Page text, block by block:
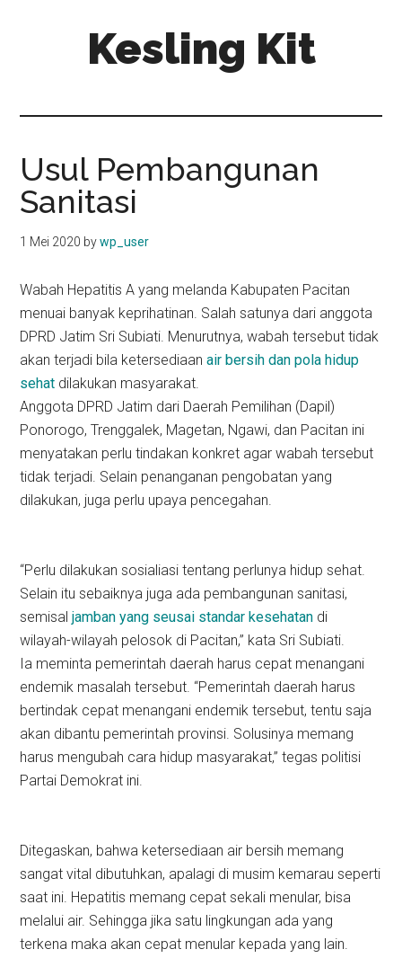
Kesling Kit
Usul Pembangunan
Sanitasi
1 Mei 2020 bywp_user
Wabah Hepatitis A yang melanda Kabupaten Pacitan
menuai banyak keprihatinan. Salah satunya dari anggota
DPRD Jatim Sri Subiati. Menurutnya, wabah tersebut tidak
akan terjadi bila ketersediaanair bersih dan pola hidup
sehat dilakukan masyarakat.
Anggota DPRD Jatim dari Daerah Pemilihan (Dapil)
Ponorogo, Trenggalek, Magetan, Ngawi, dan Pacitan ini
menyatakan perlu tindakan konkret agar wabah tersebut
tidak terjadi. Selain penanganan pengobatan yang
dilakukan, juga perlu upaya pencegahan.
“Perlu dilakukan sosialiasi tentang perlunya hidup sehat.
Selain itu sebaiknya juga ada pembangunan sanitasi,
semisaljamban yang seusai standar kesehatan di
wilayah-wilayah pelosok di Pacitan,” kata Sri Subiati.
Ia meminta pemerintah daerah harus cepat menangani
endemik masalah tersebut. “Pemerintah daerah harus
bertindak cepat menangani endemik tersebut, tentu saja
akan dibantu pemerintah provinsi. Solusinya memang
harus mengubah cara hidup masyarakat,” tegas politisi
Partai Demokrat ini.
Ditegaskan, bahwa ketersediaan air bersih memang
sangat vital dibutuhkan, apalagi di musim kemarau seperti
saat ini. Hepatitis memang cepat sekali menular, bisa
melalui air. Sehingga jika satu lingkungan ada yang
terkena maka akan cepat menular kepada yang lain.